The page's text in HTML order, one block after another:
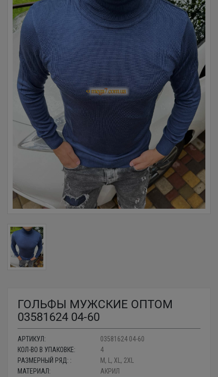
ГОЛЬФЫ МУЖСКИЕ ОПТОМ
03581624 04-60
АРТИКУЛ:
03581624 04-60
КОЛ-ВО В УПАКОВКЕ:
4
РАЗМЕРНЫЙ РЯД: :
M, L, XL, 2XL
МАТЕРИАЛ:
АКРИЛ